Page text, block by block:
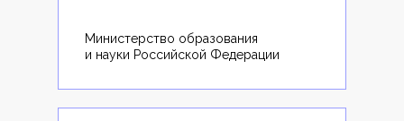
Министерство образования
и науки Российской Федерации